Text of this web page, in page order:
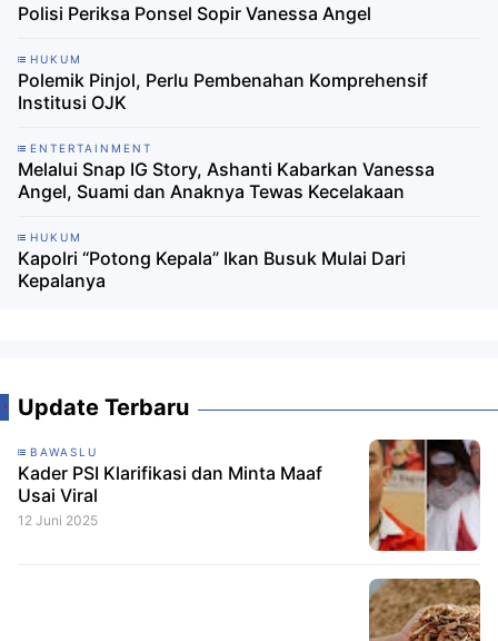
Polisi Periksa Ponsel Sopir Vanessa Angel
HUKUM
Polemik Pinjol, Perlu Pembenahan Komprehensif
Institusi OJK
ENTERTAINMENT
Melalui Snap IG Story, Ashanti Kabarkan Vanessa
Angel, Suami dan Anaknya Tewas Kecelakaan
HUKUM
Kapolri “Potong Kepala” Ikan Busuk Mulai Dari
Kepalanya
Update Terbaru
BAWASLU
Kader PSI Klarifikasi dan Minta Maaf
Usai Viral
12 Juni 2025